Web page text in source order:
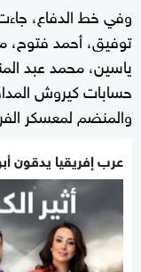
وفي خط الدفاع،
توفيق، أحمد
ياسين، محمد عبد
حسابات كيروش
والمنضم لمعسكر
عرب إفريقيا يدقون